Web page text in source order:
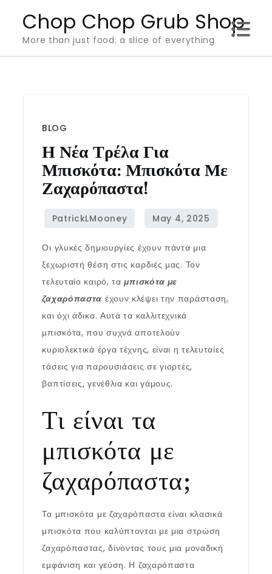
content
Chop Chop Grub Shop
More than just food: a slice of everything
BLOG
Η Νέα Τρέλα Για
Μπισκότα: Μπισκότα Με
Ζαχαρόπαστα!
Οι γλυκές δημιουργίες έχουν πάντα μια
ξεχωριστή θέση στις καρδιές μας. Τον
τελευταίο καιρό, ταμπισκότα με
ζαχαρόπαστα έχουν κλέψει την παράσταση,
και όχι άδικα. Αυτά τα καλλιτεχνικά
μπισκότα, που συχνά αποτελούν
κυριολεκτικά έργα τέχνης, είναι η τελευταίες
τάσεις για παρουσιάσεις σε γιορτές,
βαπτίσεις, γενέθλια και γάμους.
Τι είναι τα
μπισκότα με
ζαχαρόπαστα;
Τα μπισκότα με ζαχαρόπαστα είναι κλασικά
μπισκότα που καλύπτονται με μια στρώση
ζαχαρόπαστας, δίνοντας τους μια μοναδική
εμφάνιση και γεύση. Η ζαχαρόπαστα